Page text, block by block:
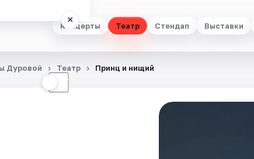
Концерты Театр Стендап Выставки
×
☾
Дуровой Театр Принц и нищий